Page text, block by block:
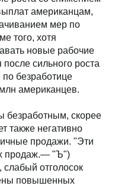
американцам,
мер по
того, хотя
новые рабочие
сильного роста
безработице
американцев.
безработным, скорее
также негативно
продажи. "Эти
продаж.— "Ъ")
отголосок
повышенных